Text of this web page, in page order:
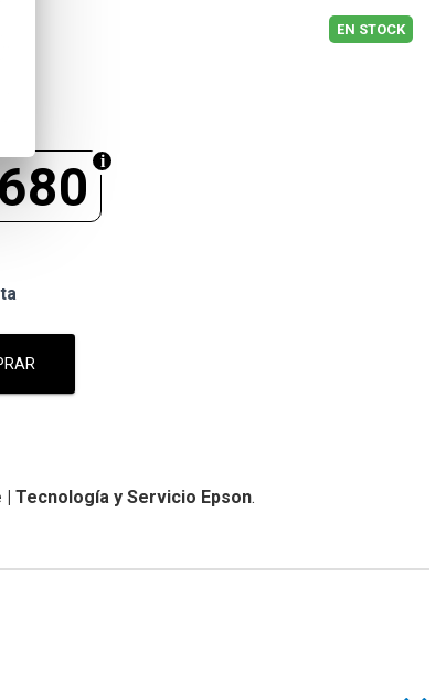
EN STOCK
Tecnología y Servicio Epson.